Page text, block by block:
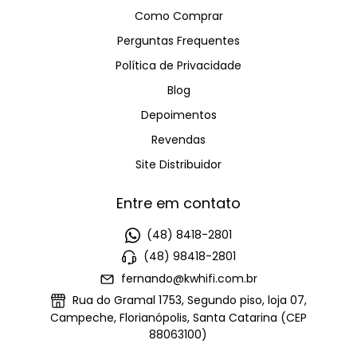
Como Comprar
Perguntas Frequentes
Política de Privacidade
Blog
Depoimentos
Revendas
Site Distribuidor
Entre em contato
(48) 8418-2801
(48) 98418-2801
fernando@kwhifi.com.br
Rua do Gramal 1753, Segundo piso, loja 07,
Campeche, Florianópolis, Santa Catarina (CEP
88063100)